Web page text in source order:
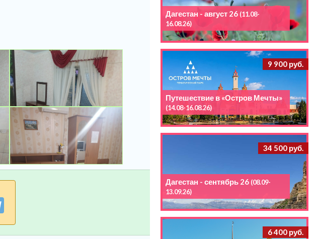
Дагестан - август 26 (11.08-
16.08.26)
9 900 руб.
Путешествие в «Остров Мечты»
(14.08-16.08.26)
34 500 руб.
Дагестан - сентябрь 26 (08.09-
13.09.26)
6 400 руб.